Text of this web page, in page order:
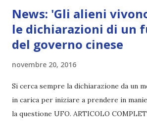
News: 'Gli alieni
le dichiarazioni di un
del governo cinese
novembre 20, 2016
Si cerca sempre la dichiarazione da un
in carica per iniziare a prendere in
la questione UFO. ARTICOLO